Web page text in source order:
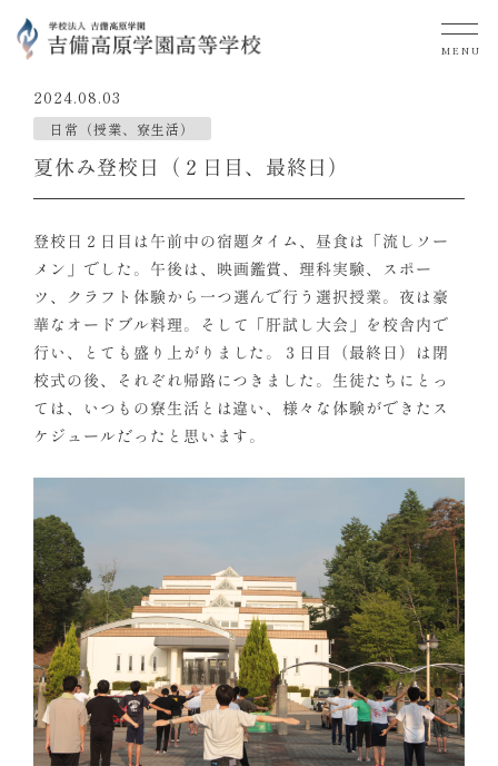
MENU
2024.08.03
日常（授業、寮生活）
夏休み登校日（２日目、最終日）
登校日２日目は午前中の宿題タイム、昼食は「流しソー
メン」でした。午後は、映画鑑賞、理科実験、スポー
ツ、クラフト体験から一つ選んで行う選択授業。夜は豪
華なオードブル料理。そして「肝試し大会」を校舎内で
行い、とても盛り上がりました。３日目（最終日）は閉
校式の後、それぞれ帰路につきました。生徒たちにとっ
ては、いつもの寮生活とは違い、様々な体験ができたス
ケジュールだったと思います。